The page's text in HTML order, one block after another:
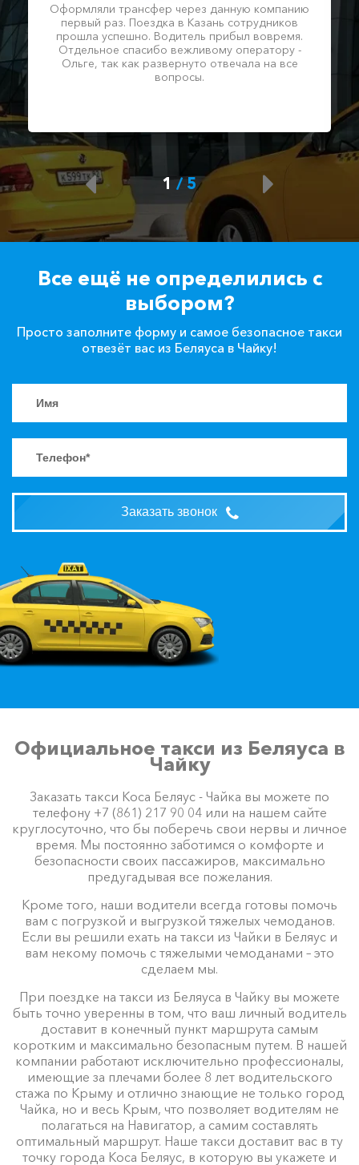
Оформляли трансфер через данную компанию
первый раз. Поездка в Казань сотрудников
прошла успешно. Водитель прибыл вовремя.
Отдельное спасибо вежливому оператору -
Ольге, так как развернуто отвечала на все
вопросы.
1/ 5
Все ещё не определились с
выбором?
Просто заполните форму и самое безопасное такси
отвезёт вас из Беляуса в Чайку!
Заказать звонок
Официальное такси из Беляуса в
Чайку
Заказать такси Коса Беляус - Чайка вы можете по
телефону +7 (861) 217 90 04 или на нашем сайте
круглосуточно, что бы поберечь свои нервы и личное
время. Мы постоянно заботимся о комфорте и
безопасности своих пассажиров, максимально
предугадывая все пожелания.
Кроме того, наши водители всегда готовы помочь
вам с погрузкой и выгрузкой тяжелых чемоданов.
Если вы решили ехать на такси из Чайки в Беляус и
вам некому помочь с тяжелыми чемоданами – это
сделаем мы.
При поездке на такси из Беляуса в Чайку вы можете
быть точно уверенны в том, что ваш личный водитель
доставит в конечный пункт маршрута самым
коротким и максимально безопасным путем. В нашей
компании работают исключительно профессионалы,
имеющие за плечами более 8 лет водительского
стажа по Крыму и отлично знающие не только город
Чайка, но и весь Крым, что позволяет водителям не
полагаться на Навигатор, а самим составлять
оптимальный маршрут. Наше такси доставит вас в ту
точку города Коса Беляус, в которую вы укажете и